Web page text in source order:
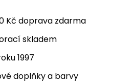
Kč doprava zdarma
skladem
1997
doplňky a barvy